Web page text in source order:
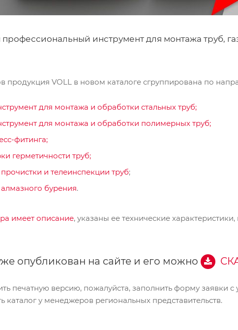
инструмент для монтажа труб,
продукция VOLL в новом каталоге сгруппирована по
для монтажа и обработки стальных труб;
для монтажа и обработки полимерных труб;
фитинга;
герметичности труб;
и телеинспекции труб;
бурения.
имеет описание, указаны ее технические
опубликован на сайте и его можно
печатную версию, пожалуйста, заполнить форму заявки
каталог у менеджеров региональных представительств.